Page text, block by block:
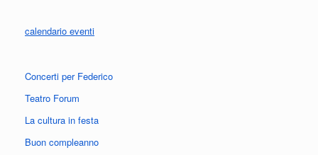
calendario eventi
Concerti per Federico
Teatro Forum
La cultura in festa
Buon compleanno